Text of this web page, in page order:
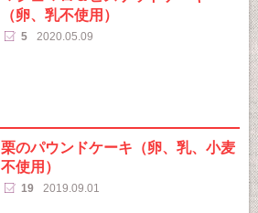
（卵、乳不使用）
5 2020.05.09
栗のパウンドケーキ（卵、乳、小麦
不使用）
19 2019.09.01